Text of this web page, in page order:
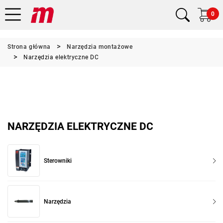
0
Strona główna
Narzędzia montażowe
Narzędzia elektryczne DC
NARZĘDZIA ELEKTRYCZNE DC
Sterowniki
Narzędzia